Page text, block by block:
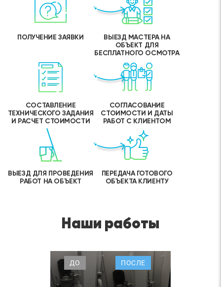
ПОЛУЧЕНИЕ ЗАЯВКИ
ВЫЕЗД МАСТЕРА НА
ОБЪЕКТ ДЛЯ
БЕСПЛАТНОГО ОСМОТРА
СОСТАВЛЕНИЕ
ТЕХНИЧЕСКОГО ЗАДАНИЯ
И РАСЧЕТ СТОИМОСТИ
СОГЛАСОВАНИЕ
СТОИМОСТИ И ДАТЫ
РАБОТ С КЛИЕНТОМ
ВЫЕЗД ДЛЯ ПРОВЕДЕНИЯ
РАБОТ НА ОБЪЕКТ
ПЕРЕДАЧА ГОТОВОГО
ОБЪЕКТА КЛИЕНТУ
Наши работы
ДО ПОСЛЕ